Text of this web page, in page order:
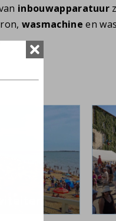
inbouwapparatuur
wasmachine en
.